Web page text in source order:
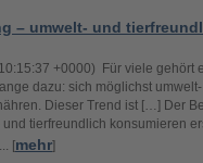
– umwelt- und
+0000) Für viele gehört
dazu: sich möglichst umwelt-
Dieser Trend ist […] Der
tierfreundlich konsumieren
[mehr]